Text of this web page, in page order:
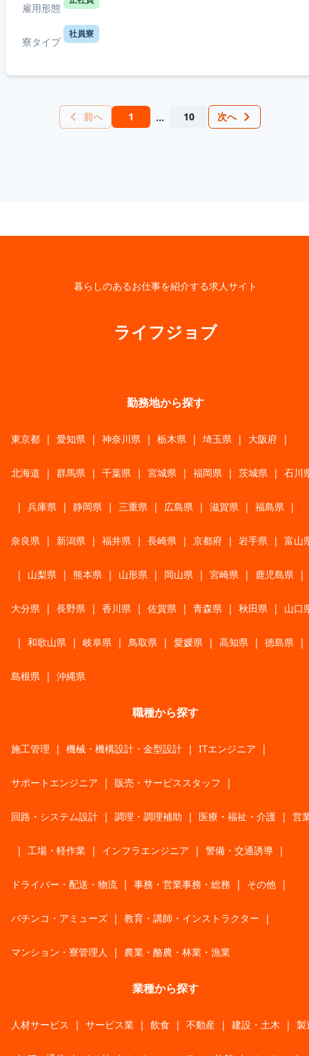
雇用形態
寮タイプ
社員寮
前へ 1 ... 10 次へ
暮らしのあるお仕事を紹介する求人サイト
ライフジョブ
勤務地から探す
東京都 | 愛知県 | 神奈川県 | 栃木県 | 埼玉県 | 大阪府 |
北海道 | 群馬県 | 千葉県 | 宮城県 | 福岡県 | 茨城県 | 石川
| 兵庫県 | 静岡県 | 三重県 | 広島県 | 滋賀県 | 福島県 |
奈良県 | 新潟県 | 福井県 | 長崎県 | 京都府 | 岩手県 | 富山
| 山梨県 | 熊本県 | 山形県 | 岡山県 | 宮崎県 | 鹿児島県 |
大分県 | 長野県 | 香川県 | 佐賀県 | 青森県 | 秋田県 | 山口
| 和歌山県 | 岐阜県 | 鳥取県 | 愛媛県 | 高知県 | 徳島県 |
島根県 | 沖縄県
職種から探す
施工管理 | 機械・機構設計・金型設計 | ITエンジニア |
サポートエンジニア | 販売・サービススタッフ |
回路・システム設計 | 調理・調理補助 | 医療・福祉・介護 | 営
| 工場・軽作業 | インフラエンジニア | 警備・交通誘導 |
ドライバー・配送・物流 | 事務・営業事務・総務 | その他 |
パチンコ・アミューズ | 教育・講師・インストラクター |
マンション・寮管理人 | 農業・酪農・林業・漁業
業種から探す
人材サービス | サービス業 | 飲食 | 不動産 | 建設・土木 | 製